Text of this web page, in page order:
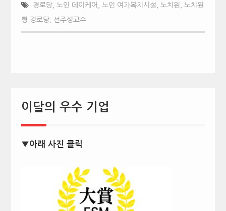
경로당, 노인 데이케어 노인 여가복지시설 노치원 노치원
형 경로당, 선주성교수
이달의 우수 기업
▼아래 사진 클릭